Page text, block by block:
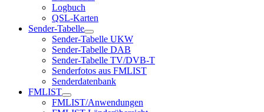
Logbuch
QSL-Karten
Sender-Tabelle
Sender-Tabelle UKW
Sender-Tabelle DAB
Sender-Tabelle TV/DVB-T
Senderfotos aus FMLIST
Senderdatenbank
FMLIST
FMLIST/Anwendungen